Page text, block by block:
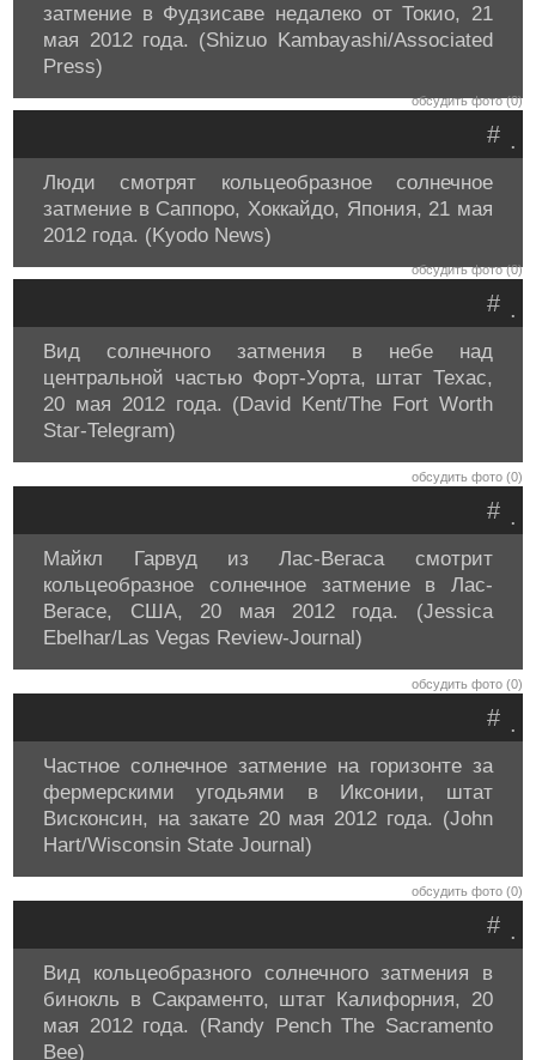
затмение в Фудзисаве недалеко от Токио, 21
мая 2012 года. (Shizuo Kambayashi/Associated
Press)
обсудить фото (0)
.
#
Люди смотрят кольцеобразное солнечное
затмение в Саппоро, Хоккайдо, Япония, 21 мая
2012 года. (Kyodo News)
обсудить фото (0)
.
#
Вид солнечного затмения в небе над
центральной частью Форт-Уорта, штат Техас,
20 мая 2012 года. (David Kent/The Fort Worth
Star-Telegram)
обсудить фото (0)
.
#
Майкл Гарвуд из Лас-Вегаса смотрит
кольцеобразное солнечное затмение в Лас-
Вегасе, США, 20 мая 2012 года. (Jessica
Ebelhar/Las Vegas Review-Journal)
обсудить фото (0)
.
#
Частное солнечное затмение на горизонте за
фермерскими угодьями в Иксонии, штат
Висконсин, на закате 20 мая 2012 года. (John
Hart/Wisconsin State Journal)
обсудить фото (0)
.
#
Вид кольцеобразного солнечного затмения в
бинокль в Сакраменто, штат Калифорния, 20
мая 2012 года. (Randy Pench The Sacramento
Bee)